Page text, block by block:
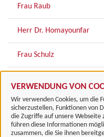
VERWENDUNG VON
Wir verwenden Cookies, um die
sicherzustellen, Funktionen von
die Zugriffe auf unsere
führen diese Informationen
zusammen, die Sie ihnen
Frau Raub
Herr Dr. Homayounfar
Frau Schulz
Zugehörige